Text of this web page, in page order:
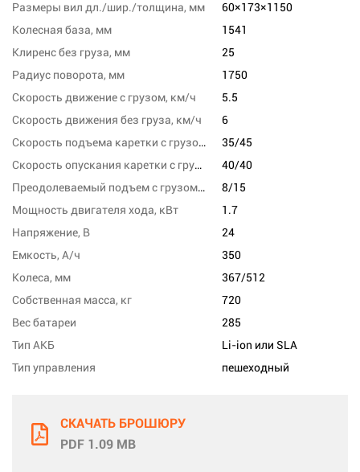
Размеры вил дл./шир./толщина, мм
60×173×1150
Колесная база, мм
1541
Клиренс без груза, мм
25
Радиус поворота, мм
1750
Скорость движение с грузом, км/ч
5.5
Скорость движения без груза, км/ч
6
Скорость подъема каретки с грузом/без груза, м/с
35/45
Скорость опускания каретки с грузом/без груза,м/сек
40/40
Преодолеваемый подъем с грузом/без груза,%
8/15
Мощность двигателя хода, кВт
1.7
Напряжение, В
24
Емкость, А/ч
350
Колеса, мм
367/512
Собственная масса, кг
720
Вес батареи
285
Тип АКБ
Li-ion или SLA
Тип управления
пешеходный
СКАЧАТЬ БРОШЮРУ
PDF 1.09 MB